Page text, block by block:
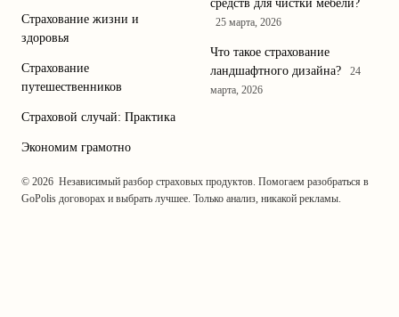
Страхование жизни и
здоровья
Страхование
путешественников
Страховой случай: Практика
Экономим грамотно
средств для чистки мебели?
25 марта, 2026
Что такое страхование
ландшафтного дизайна?
24
марта, 2026
© 2026
GoPolis
Независимый разбор страховых продуктов. Помогаем разобраться в
договорах и выбрать лучшее. Только анализ, никакой рекламы.